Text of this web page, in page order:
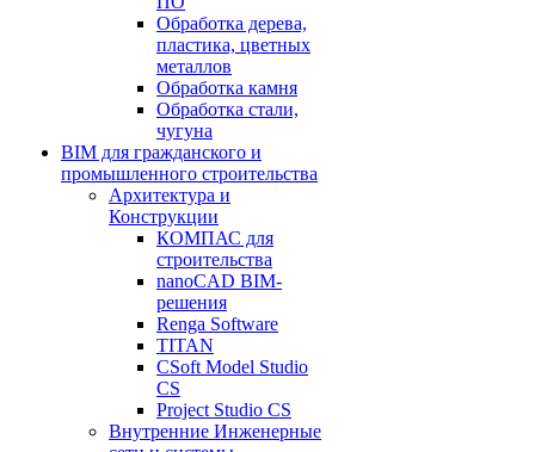
Обработка дерева,
пластика, цветных
металлов
Обработка камня
Обработка стали,
чугуна
BIM для гражданского и
промышленного строительства
Архитектура и
Конструкции
КОМПАС для
строительства
nanoCAD BIM-
решения
Renga Software
TITAN
CSoft Model Studio
CS
Project Studio CS
Внутренние Инженерные